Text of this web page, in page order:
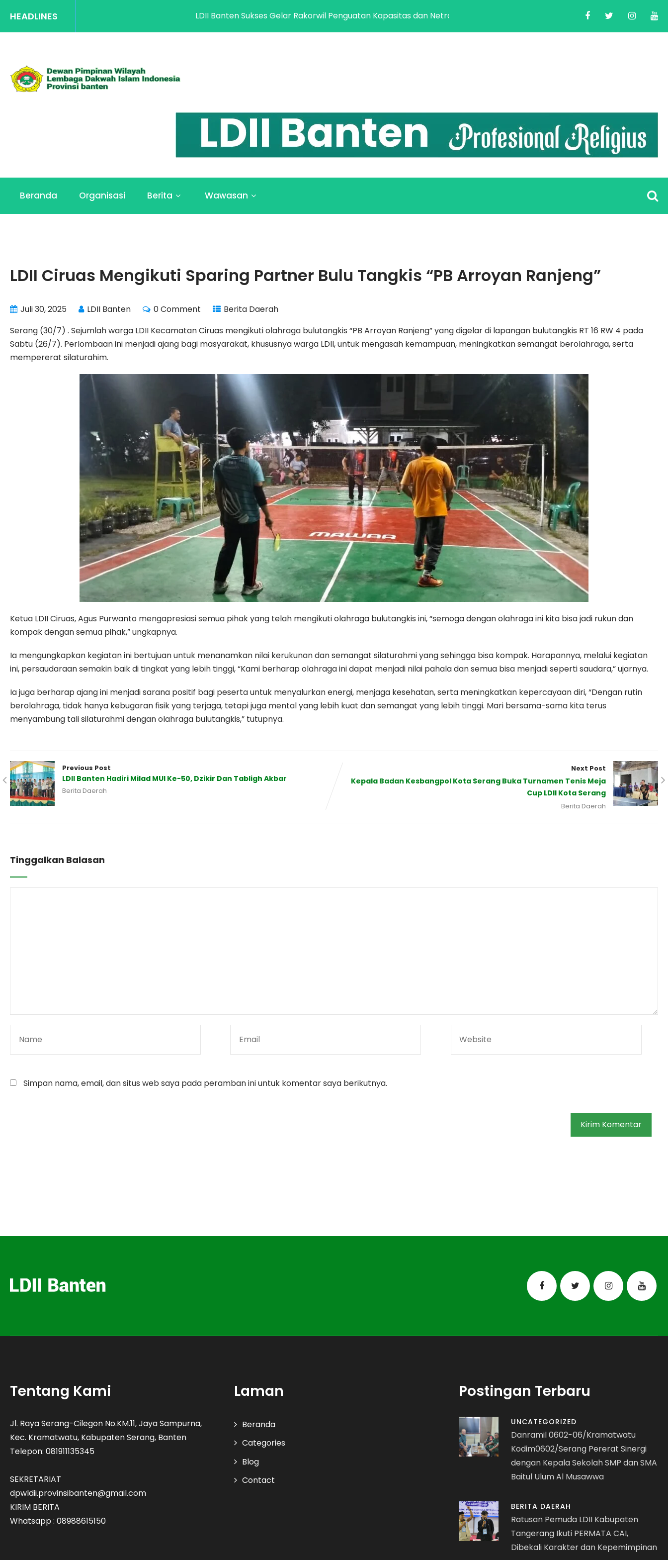
HEADLINES LDII Banten Sukses Gelar Rakorwil Penguatan Kapasitas dan Netralitas Pilkada 2024 LDII Banten Helat Acara Peningkatan
Beranda Organisasi Berita Wawasan
LDII Ciruas Mengikuti Sparing Partner Bulu Tangkis “PB Arroyan Ranjeng”
Juli 30, 2025 LDII Banten 0 Comment
Berita Daerah
Serang (30/7) . Sejumlah warga LDII Kecamatan Ciruas mengikuti olahraga bulutangkis “PB Arroyan Ranjeng” yang digelar di lapangan bulutangkis RT 16 RW 4 pada
Sabtu (26/7). Perlombaan ini menjadi ajang bagi masyarakat, khususnya warga LDII, untuk mengasah kemampuan, meningkatkan semangat berolahraga, serta
mempererat silaturahim.
Ketua LDII Ciruas, Agus Purwanto mengapresiasi semua pihak yang telah mengikuti olahraga bulutangkis ini, “semoga dengan olahraga ini kita bisa jadi rukun dan
kompak dengan semua pihak,” ungkapnya.
Ia mengungkapkan kegiatan ini bertujuan untuk menanamkan nilai kerukunan dan semangat silaturahmi yang sehingga bisa kompak. Harapannya, melalui kegiatan
ini, persaudaraan semakin baik di tingkat yang lebih tinggi, “Kami berharap olahraga ini dapat menjadi nilai pahala dan semua bisa menjadi seperti saudara,” ujarnya.
Ia juga berharap ajang ini menjadi sarana positif bagi peserta untuk menyalurkan energi, menjaga kesehatan, serta meningkatkan kepercayaan diri, “Dengan rutin
berolahraga, tidak hanya kebugaran fisik yang terjaga, tetapi juga mental yang lebih kuat dan semangat yang lebih tinggi. Mari bersama-sama kita terus
menyambung tali silaturahmi dengan olahraga bulutangkis,” tutupnya.
Previous Post
LDII Banten Hadiri Milad MUI Ke-50, Dzikir Dan Tabligh Akbar
Berita Daerah
Next Post
Kepala Badan Kesbangpol Kota Serang Buka Turnamen Tenis Meja
Cup LDII Kota Serang
Berita Daerah
Tinggalkan Balasan
Simpan nama, email, dan situs web saya pada peramban ini untuk komentar saya berikutnya.
Tentang Kami
Jl. Raya Serang-Cilegon No.KM.11, Jaya Sampurna,
Kec. Kramatwatu, Kabupaten Serang, Banten
Telepon: 081911135345
SEKRETARIAT
dpwldii.provinsibanten@gmail.com
KIRIM BERITA
Whatsapp : 08988615150
Laman
Beranda
Categories
Blog
Contact
Postingan Terbaru
UNCATEGORIZED
Danramil 0602-06/Kramatwatu
Kodim0602/Serang Pererat Sinergi
dengan Kepala Sekolah SMP dan SMA
Baitul Ulum Al Musawwa
BERITA DAERAH
Ratusan Pemuda LDII Kabupaten
Tangerang Ikuti PERMATA CAI,
Dibekali Karakter dan Kepemimpinan